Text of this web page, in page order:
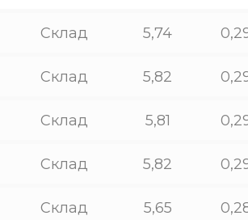
Склад 5,74
Склад 5,82
Склад 5,81
Склад 5,82
Склад 5,65